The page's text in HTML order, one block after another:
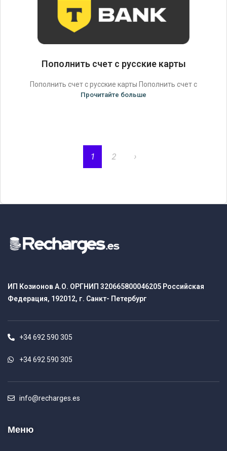
Пополнить счет с русские карты
Пополнить счет с русские карты Пополнить счет с
Прочитайте больше
1 2 ›
ИП Козионов А.О. ОРГНИП 320665800046205 Российская
Федерация, 192012, г. Санкт- Петербург
+34 692 590 305
+34 692 590 305
info@recharges.es
Меню